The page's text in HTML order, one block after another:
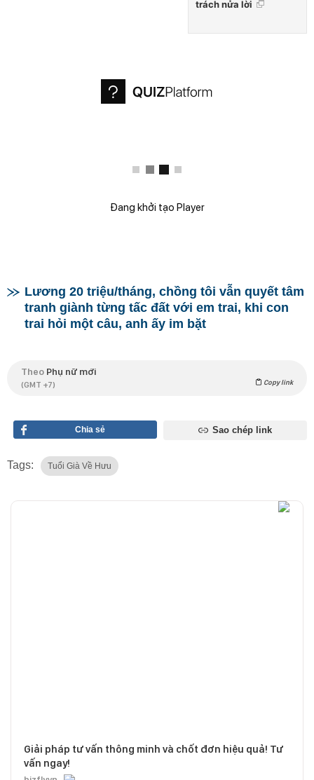
trách nửa lời
Đang khởi tạo Player
Lương 20 triệu/tháng, chồng tôi vẫn quyết tâm
tranh giành từng tấc đất với em trai, khi con
trai hỏi một câu, anh ấy im bặt
Theo Phụ nữ mới
(GMT +7) Copy link
Chia sẻ Sao chép link
Tags: Tuổi Già Về Hưu
Giải pháp tư vấn thông minh và chốt đơn hiệu quả! Tư
vấn ngay!